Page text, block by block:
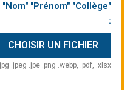
"Prénom" "Collège"
:
CHOISIR UN FICHIER
.jpeg .jpe .png .webp, .pdf, .xlsx